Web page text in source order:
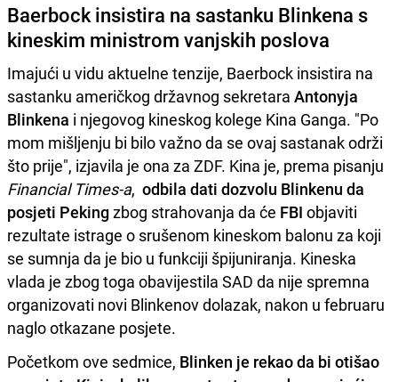
Baerbock insistira na sastanku Blinkena s
kineskim ministrom vanjskih poslova
Imajući u vidu aktuelne tenzije, Baerbock insistira na
sastanku američkog državnog sekretara Antonyja
Blinkena i njegovog kineskog kolege Kina Ganga. "Po
mom mišljenju bi bilo važno da se ovaj sastanak održi
što prije", izjavila je ona za ZDF. Kina je, prema pisanju
Financial Times-a, odbila dati dozvolu Blinkenu da
posjeti Pekingzbog strahovanja da će FBI objaviti
rezultate istrage o srušenom kineskom balonu za koji
se sumnja da je bio u funkciji špijuniranja. Kineska
vlada je zbog toga obavijestila SAD da nije spremna
organizovati novi Blinkenov dolazak, nakon u februaru
naglo otkazane posjete.
Početkom ove sedmice, Blinken je rekao da bi otišao